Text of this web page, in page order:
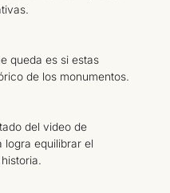
queda es si estas
de los monumentos.
del video de
logra equilibrar el